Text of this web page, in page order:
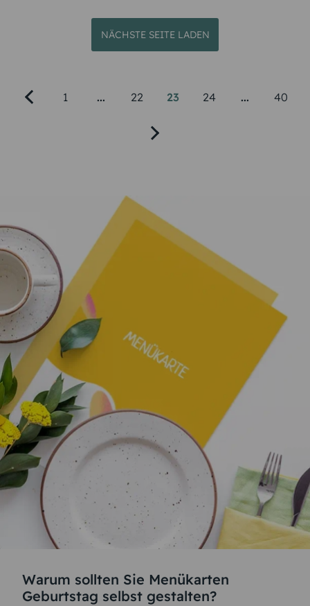
NÄCHSTE SEITE LADEN
1 ... 22 23 24 ... 40
Warum sollten Sie Menükarten
Geburtstag selbst gestalten?